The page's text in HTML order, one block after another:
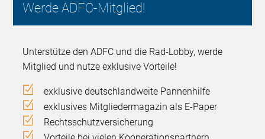
Werde ADFC-Mitglied!
Unterstütze den ADFC und die Rad-Lobby, werde
Mitglied und nutze exklusive Vorteile!
exklusive deutschlandweite Pannenhilfe
exklusives Mitgliedermagazin als E-Paper
Rechtsschutzversicherung